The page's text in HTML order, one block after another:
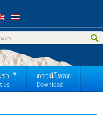
--------------------------
า
us
ดาวน์โหลด
Download